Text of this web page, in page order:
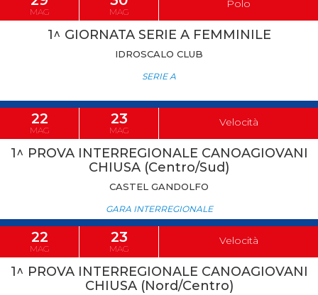
MAG MAG
Polo
1^ GIORNATA SERIE A FEMMINILE
IDROSCALO CLUB
SERIE A
22
MAG
23
MAG
Velocità
1^ PROVA INTERREGIONALE CANOAGIOVANI
CHIUSA (Centro/Sud)
CASTEL GANDOLFO
GARA INTERREGIONALE
22
MAG
23
MAG
Velocità
1^ PROVA INTERREGIONALE CANOAGIOVANI
CHIUSA (Nord/Centro)